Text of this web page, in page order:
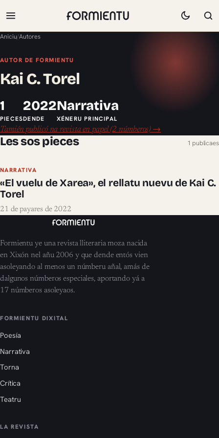
Aniciu/Autores
AUTOR DE FORMIENTU
Kai C. Torel
1
PIECES
2022
DENDE
Narrativa
XÉNERU PRINCIPAL
Tamién publicó na revista en papel (2 númberos) →
Les sos pieces 1 publicaes
NARRATIVA
«El vuelu de Xarea», el rellatu nuevu de Kai C.
Torel
21 de payares de 2022
Formientu ye una revista lliteraria moza nacida
en Xixón nel añu 2006 y que dende entós vien
asoleyando al menos un númberu añal, amás de
dalgunos númberos especiales, aportando yá a
17 númberos asoleyaos.
FORMIENTU DIXITAL
Poesía
Narrativa
Torna
Crítica
Teatru
LA REVISTA